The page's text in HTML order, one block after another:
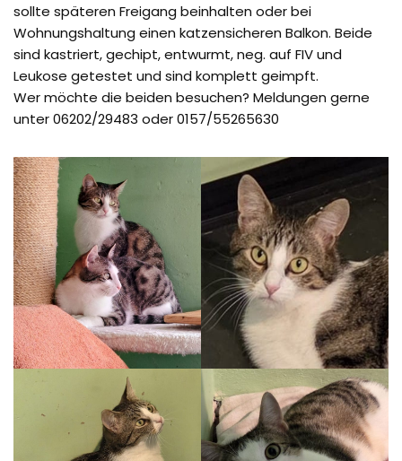
sollte späteren Freigang beinhalten oder bei
Wohnungshaltung einen katzensicheren Balkon. Beide
sind kastriert, gechipt, entwurmt, neg. auf FIV und
Leukose getestet und sind komplett geimpft.
Wer möchte die beiden besuchen? Meldungen gerne
unter 06202/29483 oder 0157/55265630